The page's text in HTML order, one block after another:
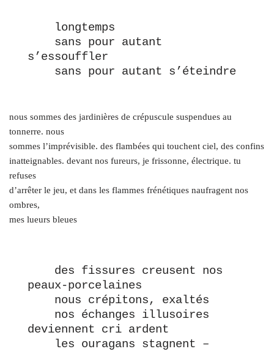
    longtemps
s’essouffler
    sans pour autant s’éteindre
nous sommes des jardinières de crépuscule suspendues au
tonnerre. nous
sommes l’imprévisible. des flambées qui touchent ciel, des confins
inatteignables. devant nos fureurs, je frissonne, électrique. tu
refuses
d’arrêter le jeu, et dans les flammes frénétiques naufragent nos
ombres,
mes lueurs bleues
peaux-porcelaines
    nous crépitons, exaltés
deviennent cri ardent
    les ouragans stagnent –